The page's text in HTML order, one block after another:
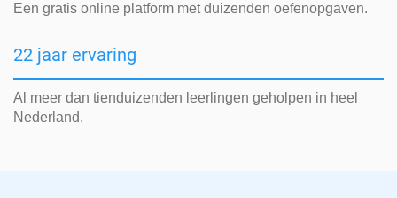
Een gratis online platform met duizenden oefenopgaven.
22 jaar ervaring
Al meer dan tienduizenden leerlingen geholpen in heel
Nederland.